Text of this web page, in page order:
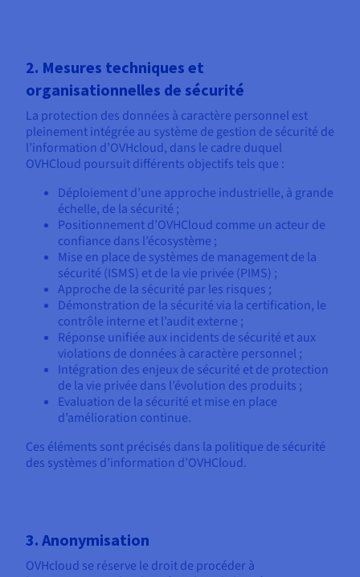
2. Mesures techniques et
organisationnelles de sécurité
La protection des données à caractère personnel est
pleinement intégrée au système de gestion de sécurité de
l’information d’OVHcloud, dans le cadre duquel
OVHCloud poursuit différents objectifs tels que :
Déploiement d’une approche industrielle, à grande
échelle, de la sécurité ;
Positionnement d’OVHCloud comme un acteur de
confiance dans l’écosystème ;
Mise en place de systèmes de management de la
sécurité (ISMS) et de la vie privée (PIMS) ;
Approche de la sécurité par les risques ;
Démonstration de la sécurité via la certification, le
contrôle interne et l’audit externe ;
Réponse unifiée aux incidents de sécurité et aux
violations de données à caractère personnel ;
Intégration des enjeux de sécurité et de protection
de la vie privée dans l’évolution des produits ;
Evaluation de la sécurité et mise en place
d’amélioration continue.
Ces éléments sont précisés dans la politique de sécurité
des systèmes d’information d’OVHCloud.
3. Anonymisation
OVHcloud se réserve le droit de procéder à